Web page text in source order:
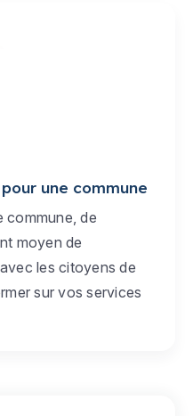
une commune
commune, de
moyen de
les citoyens de
sur vos services